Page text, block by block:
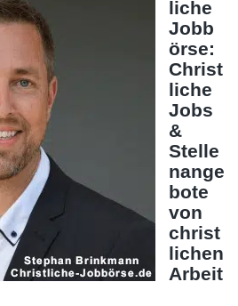
liche
Jobb
örse:
Christ
liche
Jobs
&
Stelle
nange
bote
von
christ
lichen
Arbeit